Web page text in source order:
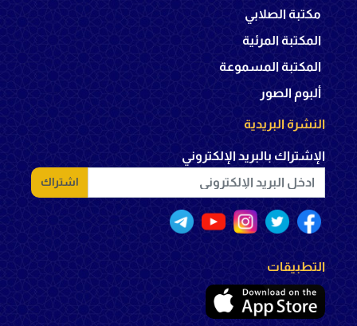
مكتبة الصلابي
المكتبة المرئية
المكتبة المسموعة
ألبوم الصور
النشرة البريدية
الإشتراك بالبريد الإلكتروني
اشتراك
التطبيقات